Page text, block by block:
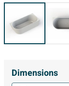
Dimensions